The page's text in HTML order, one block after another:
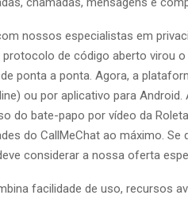
nossos especialistas em
protocolo de código aberto virou
ponta a ponta. Agora, a
ou por aplicativo para
do bate-papo por vídeo da
do CallMeChat ao máximo.
considerar a nossa oferta
facilidade de uso, recursos